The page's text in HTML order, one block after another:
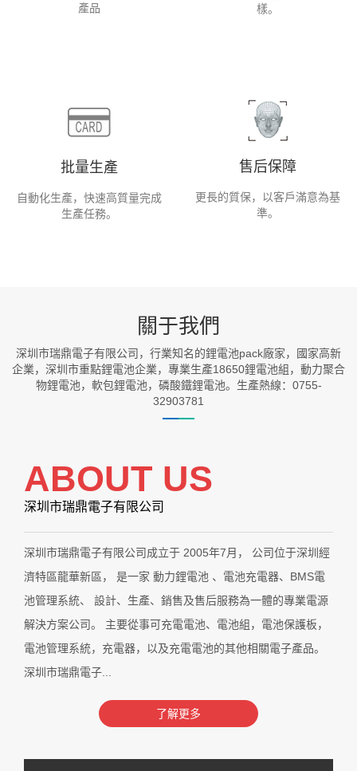
產品
樣。
批量生產
自動化生產，快速高質量完成
生產任務。
售后保障
更長的質保，以客戶滿意為基
準。
關于我們
深圳市瑞鼎電子有限公司，行業知名的鋰電池pack廠家，國家高新
企業，深圳市重點鋰電池企業，專業生產18650鋰電池組，動力聚合
物鋰電池，軟包鋰電池，磷酸鐵鋰電池。生產熱線：0755-
32903781
ABOUT US
深圳市瑞鼎電子有限公司
深圳市瑞鼎電子有限公司成立于 2005年7月， 公司位于深圳經
濟特區龍華新區， 是一家 動力鋰電池 、電池充電器、BMS電
池管理系統、 設計、生產、銷售及售后服務為一體的專業電源
解決方案公司。 主要從事可充電電池、電池組，電池保護板，
電池管理系統，充電器，以及充電電池的其他相關電子產品。
深圳市瑞鼎電子...
了解更多